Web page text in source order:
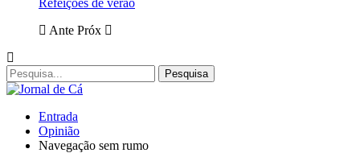
Refeições de verão
Ante Próx
Entrada
Opinião
Navegação sem rumo